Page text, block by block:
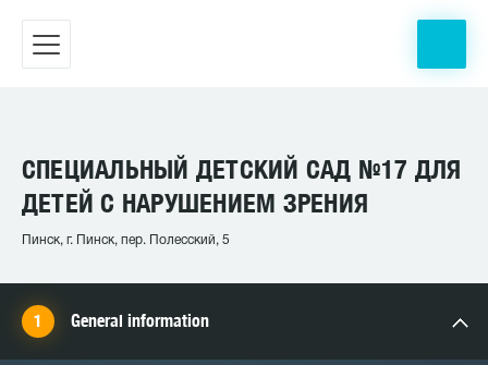
СПЕЦИАЛЬНЫЙ ДЕТСКИЙ САД №17 ДЛЯ
ДЕТЕЙ С НАРУШЕНИЕМ ЗРЕНИЯ
Пинск, г. Пинск, пер. Полесский, 5
General information